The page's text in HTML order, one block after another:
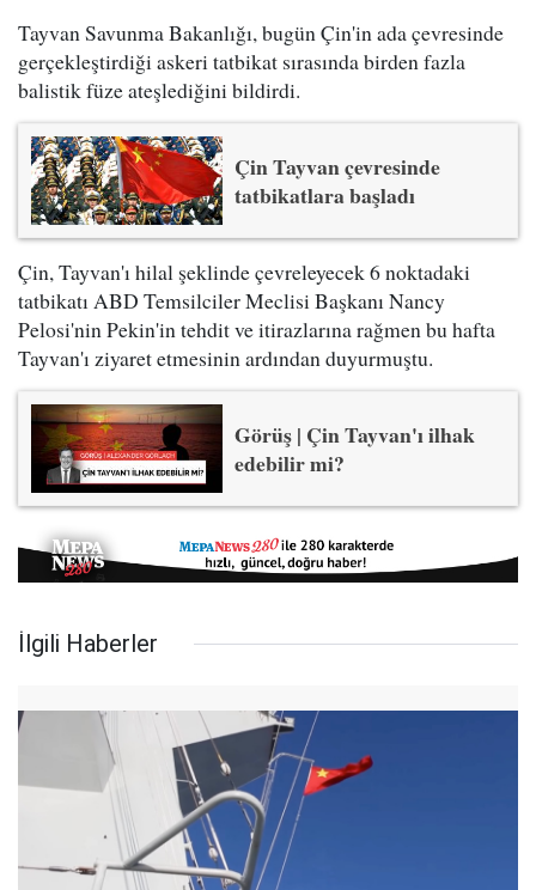
Tayvan Savunma Bakanlığı, bugün Çin'in ada çevresinde
gerçekleştirdiği askeri tatbikat sırasında birden fazla
balistik füze ateşlediğini bildirdi.
Çin Tayvan çevresinde
tatbikatlara başladı
Çin, Tayvan'ı hilal şeklinde çevreleyecek 6 noktadaki
tatbikatı ABD Temsilciler Meclisi Başkanı Nancy
Pelosi'nin Pekin'in tehdit ve itirazlarına rağmen bu hafta
Tayvan'ı ziyaret etmesinin ardından duyurmuştu.
Görüş | Çin Tayvan'ı ilhak
edebilir mi?
İlgili Haberler